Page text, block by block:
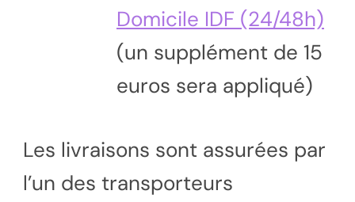
Domicile IDF (24/48h)
(un supplément de 15
euros sera appliqué)
Les livraisons sont assurées par
l’un des transporteurs